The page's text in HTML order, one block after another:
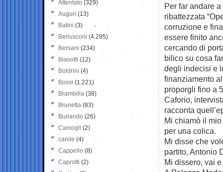
Per far andare
ribattezzata
corruzione e
essere finito
cercando di
bilico su cosa
degli indecisi e
finanziamento
proporgli fino a
Caforio,
racconta
Mi chiamò il
per una colica.
Mi disse che
partito, Antonio
Mi dissero, vai
Attentato (329)
Auguri (13)
Batini (3)
Berlusconi (4.295)
Bersani (234)
Biasotti (12)
Boldrini (4)
Bossi (1.221)
Brambilla (38)
Brunetta (83)
Burlando (26)
Camogli (2)
canile (4)
Cappello (8)
Caprotti (2)